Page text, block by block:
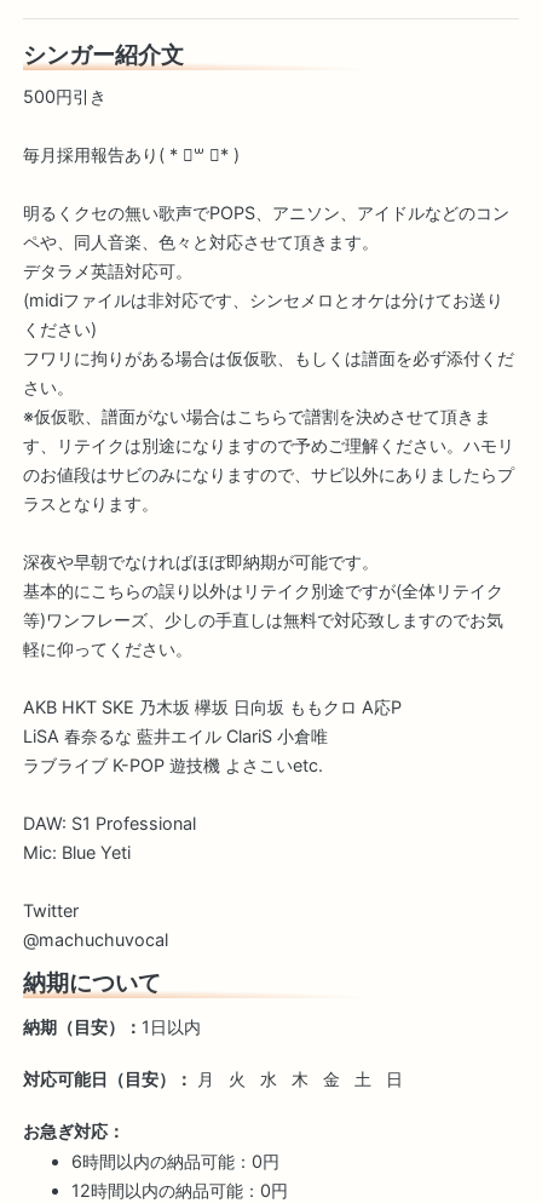
シンガー紹介文
500円引き
毎月採用報告あり( * ॑꒳ ॑* )
明るくクセの無い歌声でPOPS、アニソン、アイドルなどのコン
ペや、同人音楽、色々と対応させて頂きます。
デタラメ英語対応可。
(midiファイルは非対応です、シンセメロとオケは分けてお送り
ください)
フワリに拘りがある場合は仮仮歌、もしくは譜面を必ず添付くだ
さい。
※仮仮歌、譜面がない場合はこちらで譜割を決めさせて頂きま
す、リテイクは別途になりますので予めご理解ください。ハモリ
のお値段はサビのみになりますので、サビ以外にありましたらプ
ラスとなります。
深夜や早朝でなければほぼ即納期が可能です。
基本的にこちらの誤り以外はリテイク別途ですが(全体リテイク
等)ワンフレーズ、少しの手直しは無料で対応致しますのでお気
軽に仰ってください。
AKB HKT SKE 乃木坂 欅坂 日向坂 ももクロ A応P
LiSA 春奈るな 藍井エイル ClariS 小倉唯
ラブライブ K-POP 遊技機 よさこいetc.
DAW: S1 Professional
Mic: Blue Yeti
Twitter
@machuchuvocal
納期について
納期（目安）： 1日以内
対応可能日（目安）： 月 火 水 木 金 土 日
お急ぎ対応：
6時間以内の納品可能：0円
12時間以内の納品可能：0円